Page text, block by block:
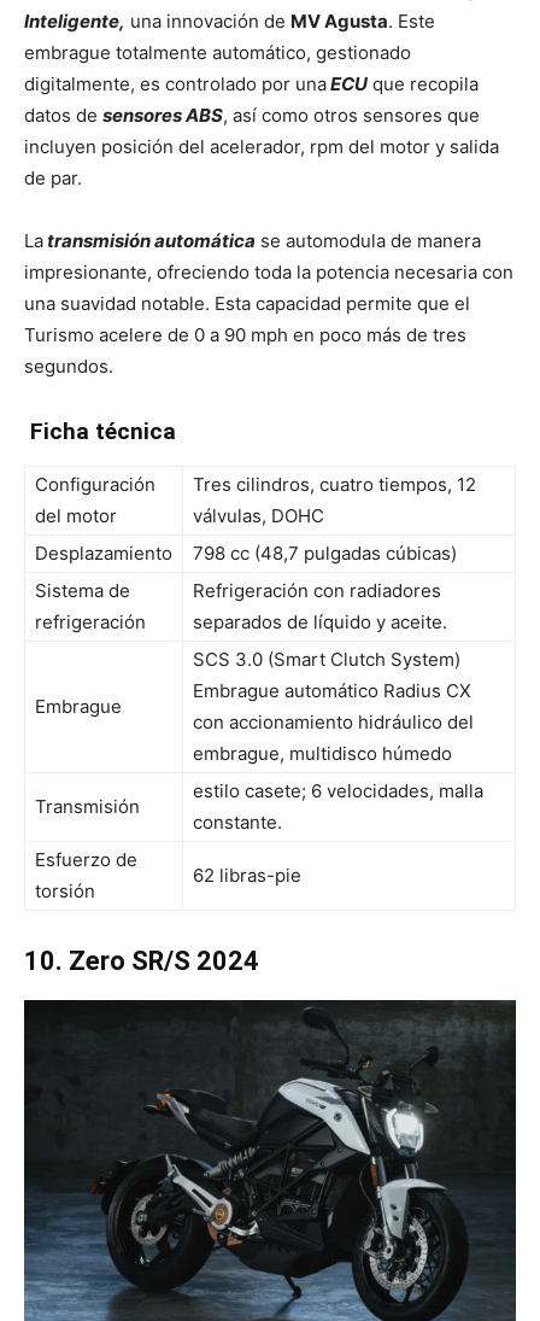
Inteligente, una innovación de MV Agusta. Este
embrague totalmente automático, gestionado
digitalmente, es controlado por unaECU que recopila
datos de sensores ABS, así como otros sensores que
incluyen posición del acelerador, rpm del motor y salida
de par.
Latransmisión automática se automodula de manera
impresionante, ofreciendo toda la potencia necesaria con
una suavidad notable. Esta capacidad permite que el
Turismo acelere de 0 a 90 mph en poco más de tres
segundos.
Ficha técnica
Configuración
del motor
Tres cilindros, cuatro tiempos, 12
válvulas, DOHC
Desplazamiento
798 cc (48,7 pulgadas cúbicas)
Sistema de
refrigeración
Refrigeración con radiadores
separados de líquido y aceite.
Embrague
SCS 3.0 (Smart Clutch System)
Embrague automático Radius CX
con accionamiento hidráulico del
embrague, multidisco húmedo
Transmisión
estilo casete; 6 velocidades, malla
constante.
Esfuerzo de
torsión
62 libras-pie
10. Zero SR/S 2024